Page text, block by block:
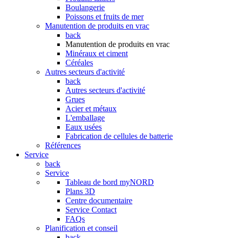
Boulangerie
Poissons et fruits de mer
Manutention de produits en vrac
back
Manutention de produits en vrac
Minéraux et ciment
Céréales
Autres secteurs d'activité
back
Autres secteurs d'activité
Grues
Acier et métaux
L'emballage
Eaux usées
Fabrication de cellules de batterie
Références
Service
back
Service
Tableau de bord myNORD
Plans 3D
Centre documentaire
Service Contact
FAQs
Planification et conseil